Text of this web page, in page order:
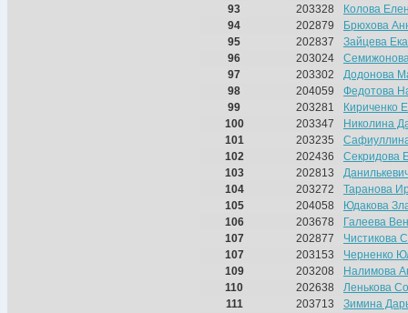
93
203328
Колова
94
202879
Брюхова
95
202837
Зайцева
96
203024
97
203302
Додонова
98
204059
Федотова
99
203281
Кириченко
100
203347
Николина
101
203235
102
202436
Секридова
103
202813
104
203272
Таранова
105
204058
Юдакова
106
203678
Галеева
107
202877
Чистикова
107
203153
Черненко
109
203208
Налимова
110
202638
Ленькова
111
203713
Зимина